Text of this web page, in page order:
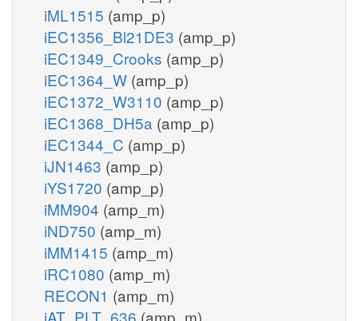
iML1515 (amp_p)
iEC1356_Bl21DE3 (amp_p)
iEC1349_Crooks (amp_p)
iEC1364_W (amp_p)
iEC1372_W3110 (amp_p)
iEC1368_DH5a (amp_p)
iEC1344_C (amp_p)
iJN1463 (amp_p)
iYS1720 (amp_p)
iMM904 (amp_m)
iND750 (amp_m)
iMM1415 (amp_m)
iRC1080 (amp_m)
RECON1 (amp_m)
iAT_PLT_636 (amp_m)